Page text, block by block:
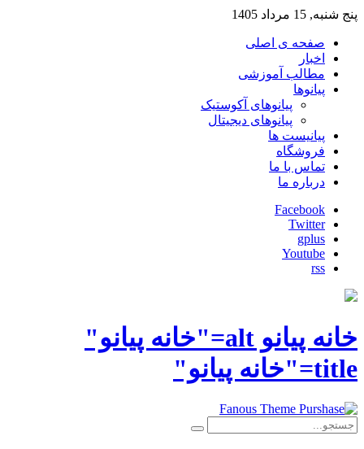
پنج شنبه, 15 مرداد 1405
صفحه ی اصلی
اخبار
مطالب آموزشی
پیانوها
پیانوهای آکوستیک
پیانوهای دیجیتال
پیانیست ها
فروشگاه
تماس با ما
درباره ما
Facebook
Twitter
gplus
Youtube
rss
خانه پیانو alt="خانه پیانو"
title="خانه پیانو"